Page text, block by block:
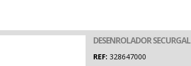
DESENROLADOR SECURGAL
REF: 328647000